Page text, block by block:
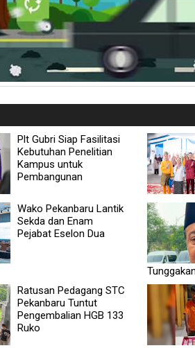
Plt Gubri Siap Fasilitasi
Kebutuhan Penelitian
Kampus untuk
Pembangunan
Wako Pekanbaru Lantik
Sekda dan Enam
Pejabat Eselon Dua
Ratusan Pedagang STC
Pekanbaru Tuntut
Pengembalian HGB 133
Ruko